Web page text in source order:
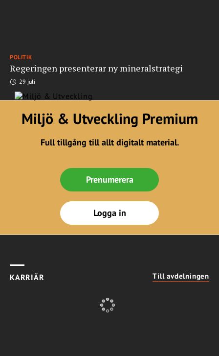
POLITIK
Regeringen presenterar ny mineralstrategi
29 juli
Miljö & Utveckling Premium
Full tillgång till allt digitalt material.
Prenumerera
Logga in
KARRIÄR Till avdelningen